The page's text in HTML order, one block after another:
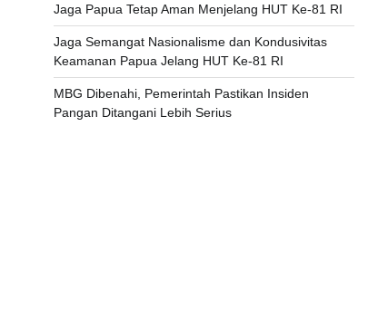
Jaga Papua Tetap Aman Menjelang HUT Ke-81 RI
Jaga Semangat Nasionalisme dan Kondusivitas
Keamanan Papua Jelang HUT Ke-81 RI
MBG Dibenahi, Pemerintah Pastikan Insiden
Pangan Ditangani Lebih Serius